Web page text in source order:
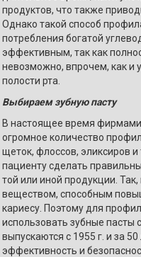
продуктов, что также
Однако такой способ
потребления богатой
эффективным, так как
невозможно, впрочем, как и
полости рта.
Выбираем зубную пасту
В настоящее время
огромное количество
щеток, флоссов, эликсиров
пациенту сделать
той или иной продукции.
веществом, способным
кариесу. Поэтому для
использовать зубные пасты
выпускаются с 1955 г. и за
эффективность и